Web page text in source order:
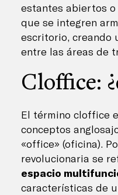
estantes abiertos
que se integren
escritorio, creando
entre las áreas de
Cloffice:
El término cloffice
conceptos
«office» (oficina).
revolucionaria se
espacio
características de